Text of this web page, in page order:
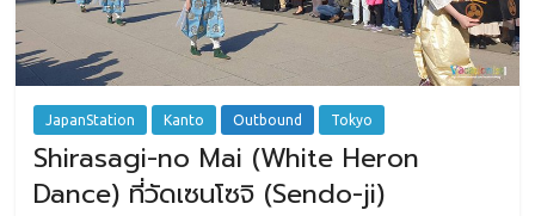
JapanStation Kanto Outbound Tokyo
Shirasagi-no Mai (White Heron
Dance) ที่วัดเซนโซจิ (Sendo-ji)